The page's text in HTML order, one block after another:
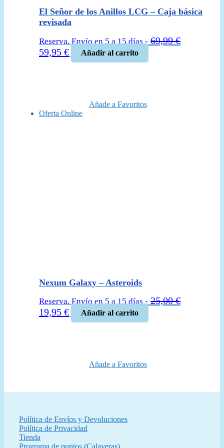
El Señor de los Anillos LCG – Caja básica
revisada
Reserva. Envío en 5 a 15 días - 69,99€
El
59,95 €El
precio
Añadir al carrito
Añade a Favoritos
Oferta Online
Nexum Galaxy – Asteroids
Reserva. Envío en 5 a 15 días - 25,00€
El
19,95 €El
precio
Añadir al carrito
Añade a Favoritos
Política de Envíos y Devoluciones
Política de Privacidad
Tienda